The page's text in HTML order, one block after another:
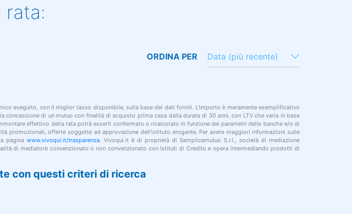
rata:
con questi criteri di ricerca
ORDINA PER Data (più recente)
eseguito, con il miglior tasso disponibile, sulla base dei dati forniti. L'importo è meramente esemplificativo
di un mutuo con finalità di acquisto prima casa dalla durata di 30 anni, con LTV che varia in base
effettivo della rata potrà esserti confermato o ricalcolato in funzione dei parametri delle banche e/o di
promozionali, offerte soggette ad approvazione dell'istituto erogante. Per avere maggiori informazioni sulle
paginawww.vivoqui.it/trasparenza. Vivoqui.it è di proprietà di Semplicemutuo S.r.l., società di mediazione
di mediatore convenzionato o non convenzionato con Istituti di Credito e opera intermediando prodotti di